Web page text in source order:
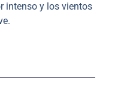
intenso y los vientos